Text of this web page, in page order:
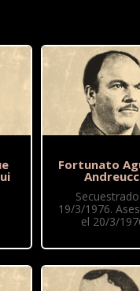
Fortunato
19/3/1976.
el 20/3/